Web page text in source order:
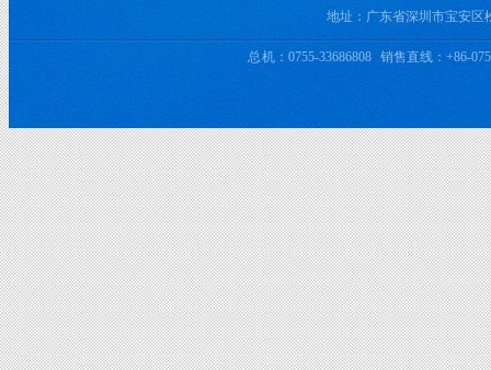
地址：广东省深圳市宝安区
总 机：0755-33686808 销售直线：+86-